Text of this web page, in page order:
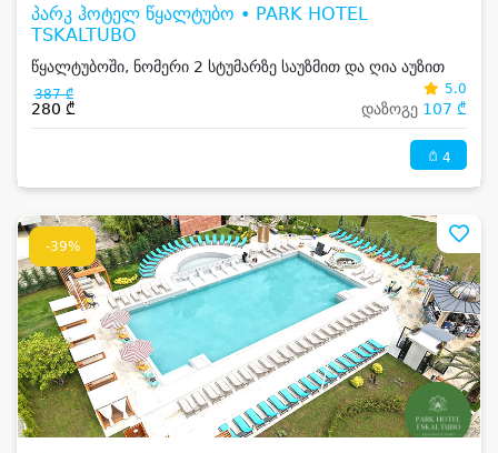
პარკ ჰოტელ წყალტუბო • PARK HOTEL
TSKALTUBO
წყალტუბოში, ნომერი 2 სტუმარზე საუზმით და ღია აუზით
387 ₾
280 ₾
5.0
დაზოგე 107 ₾
4
-39%